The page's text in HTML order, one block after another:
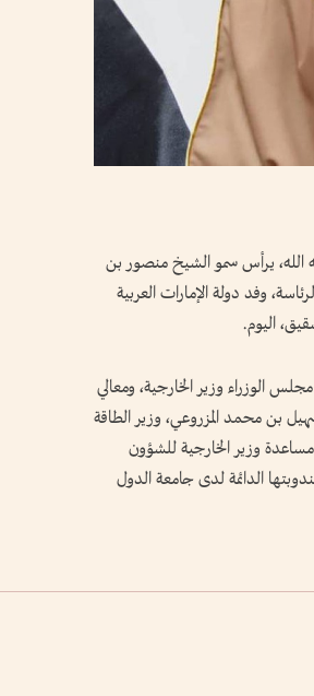
يرأس سمو الشيخ منصور بن
وفد دولة الإمارات العربية
اليوم.
الوزراء وزير الخارجية، ومعالي
بن محمد المزروعي، وزير الطاقة
مساعدة وزير الخارجية للشؤون
الدائمة لدى جامعة الدول